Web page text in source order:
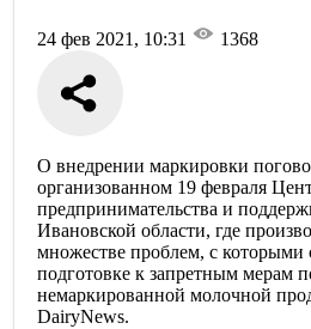
24 фев 2021, 10:31 1368
О внедрении маркировки
организованном 19 февраля
предпринимательства и
Ивановской области, где
множестве проблем, с которыми
подготовке к запретным мерам
немаркированной молочной
DairyNews.